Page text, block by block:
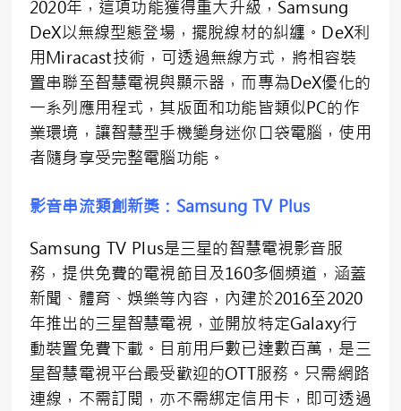
2020年，這項功能獲得重大升級，Samsung
DeX以無線型態登場，擺脫線材的糾纏。DeX利
用Miracast技術，可透過無線方式，將相容裝
置串聯至智慧電視與顯示器，而專為DeX優化的
一系列應用程式，其版面和功能皆類似PC的作
業環境，讓智慧型手機變身迷你口袋電腦，使用
者隨身享受完整電腦功能。
影音串流類創新獎： Samsung TV Plus
Samsung TV Plus是三星的智慧電視影音服
務，提供免費的電視節目及160多個頻道，涵蓋
新聞、體育、娛樂等內容，內建於2016至2020
年推出的三星智慧電視，並開放特定Galaxy行
動裝置免費下載。目前用戶數已達數百萬，是三
星智慧電視平台最受歡迎的OTT服務。只需網路
連線，不需訂閱，亦不需綁定信用卡，即可透過